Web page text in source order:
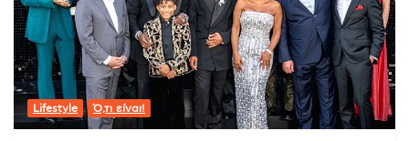
Lifestyle Ό,τι είναι!